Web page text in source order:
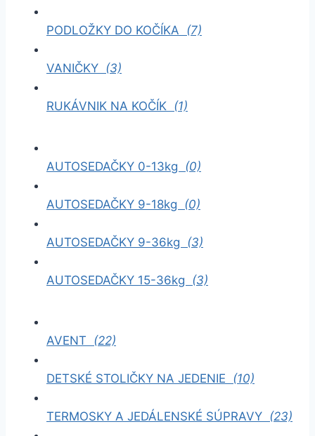
PODLOŽKY DO KOČÍKA (7)
VANIČKY (3)
RUKÁVNIK NA KOČÍK (1)
AUTOSEDAČKY 0-13kg (0)
AUTOSEDAČKY 9-18kg (0)
AUTOSEDAČKY 9-36kg (3)
AUTOSEDAČKY 15-36kg (3)
AVENT (22)
DETSKÉ STOLIČKY NA JEDENIE (10)
TERMOSKY A JEDÁLENSKÉ SÚPRAVY (23)